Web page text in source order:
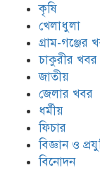
কৃষি
খেলাধুলা
গ্রাম-গঞ্জের
চাকুরীর খবর
জাতীয়
জেলার খবর
ধর্মীয়
ফিচার
বিজ্ঞান ও
বিনোদন